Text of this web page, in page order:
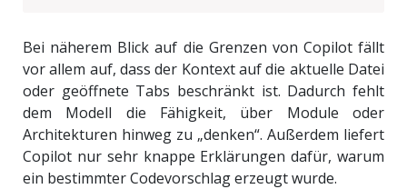
Bei näherem Blick auf die Grenzen von Copilot fällt
vor allem auf, dass der Kontext auf die aktuelle Datei
oder geöffnete Tabs beschränkt ist. Dadurch fehlt
dem Modell die Fähigkeit, über Module oder
Architekturen hinweg zu „denken“. Außerdem liefert
Copilot nur sehr knappe Erklärungen dafür, warum
ein bestimmter Codevorschlag erzeugt wurde.